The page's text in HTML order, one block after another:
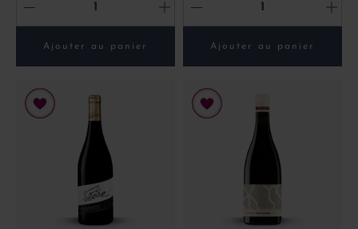
- +
Ajouter au panier
- +
Ajouter au panier